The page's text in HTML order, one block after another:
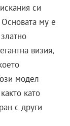
си
му е
визия,
модел
като
с други